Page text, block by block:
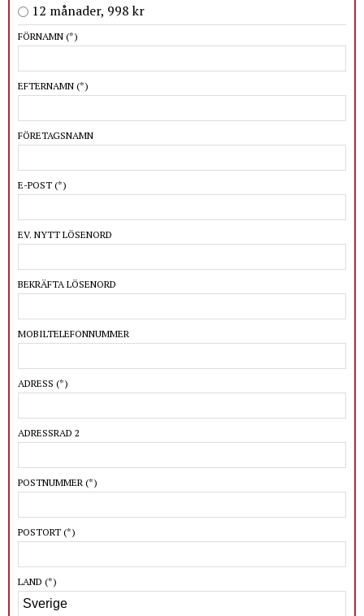
12 månader, 998 kr
FÖRNAMN (*)
EFTERNAMN (*)
FÖRETAGSNAMN
E-POST (*)
EV. NYTT LÖSENORD
BEKRÄFTA LÖSENORD
MOBILTELEFONNUMMER
ADRESS (*)
ADRESSRAD 2
POSTNUMMER (*)
POSTORT (*)
LAND (*)